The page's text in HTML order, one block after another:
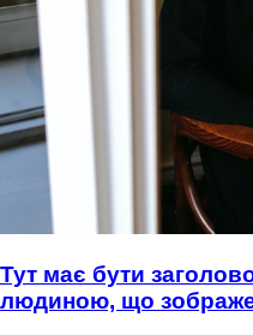
Тут має бути
людиною, що